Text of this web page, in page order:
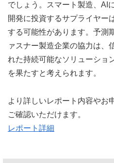
でしょう。スマート製造、AI
開発に投資するサプライヤー
する可能性があります。予測
ァスナー製造企業の協力は、
れた持続可能なソリューショ
を果たすと考えられます。
より詳しいレポート内容やお
ご確認いただけます。
レポート詳細